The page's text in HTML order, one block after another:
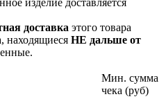
изделие доставляется
доставка этого товара
находящиеся НЕ дальше от
Мин. сумма
чека (руб)